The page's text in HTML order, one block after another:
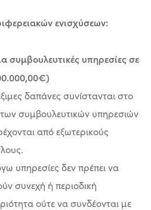
ενισχύσεων:
συμβουλευτικές υπηρεσίες σε
δαπάνες συνίστανται στο
συμβουλευτικών υπηρεσιών
από εξωτερικούς
υπηρεσίες δεν πρέπει να
συνεχή ή περιοδική
ούτε να συνδέονται με